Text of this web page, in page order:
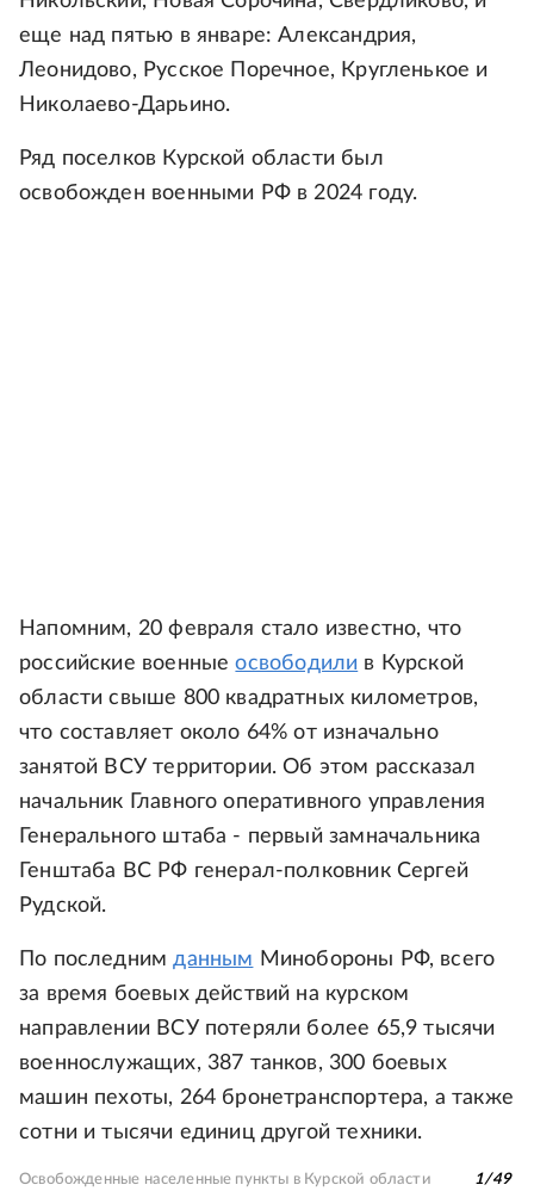
еще над пятью в январе: Александрия,
Леонидово, Русское Поречное, Кругленькое и
Николаево-Дарьино.
Ряд поселков Курской области был
освобожден военными РФ в 2024 году.
Напомним, 20 февраля стало известно, что
российские военныеосвободили в Курской
области свыше 800 квадратных километров,
что составляет около 64% от изначально
занятой ВСУ территории. Об этом рассказал
начальник Главного оперативного управления
Генерального штаба - первый замначальника
Генштаба ВС РФ генерал-полковник Сергей
Рудской.
По последнимданным Минобороны РФ, всего
за время боевых действий на курском
направлении ВСУ потеряли более 65,9 тысячи
военнослужащих, 387 танков, 300 боевых
машин пехоты, 264 бронетранспортера, а также
сотни и тысячи единиц другой техники.
Освобожденные населенные пункты в Курской области 1/49